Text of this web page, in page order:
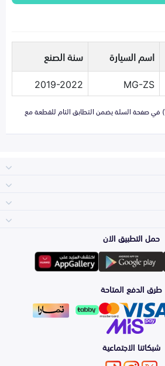
اسم السيارة
سنة الصنع
MG-ZS
2019-2022
تزويدنا برقم الهيكل (VIN) في صفحة السلة يضمن التطابق التام للقطعة مع
المكائن، القيرات
وملحقاتها
الشمعات
والاصطبات (الاضاءة)
الفرامل والأقمشة
لوازم الرحلات
اكسسوارات العناية
الزيوت و السوائل
الأكثر مبيعاً
التلميع والعناية
تويوتا
هيونداي
كيا
حمل التطبيق الان
طرق الدفع المتاحة
شبكاتنا الاجتماعية